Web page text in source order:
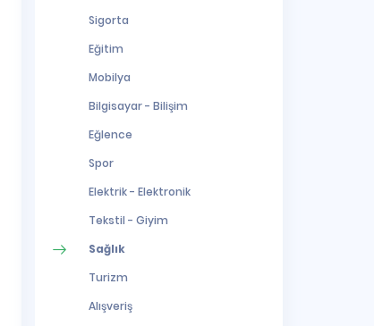
Sigorta
Eğitim
Mobilya
Bilgisayar - Bilişim
Eğlence
Spor
Elektrik - Elektronik
Tekstil - Giyim
Sağlık
Turizm
Alışveriş